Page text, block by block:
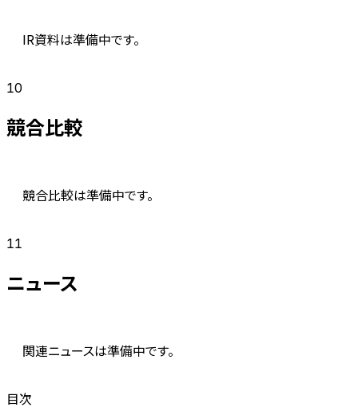
IR資料は準備中です。
10
競合比較
競合比較は準備中です。
11
ニュース
関連ニュースは準備中です。
目次